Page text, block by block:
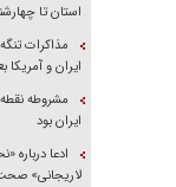
استان تا
مذاکرات
ایران و
مشروطه
ایران بود
ادعا درباره
لاریجانی»